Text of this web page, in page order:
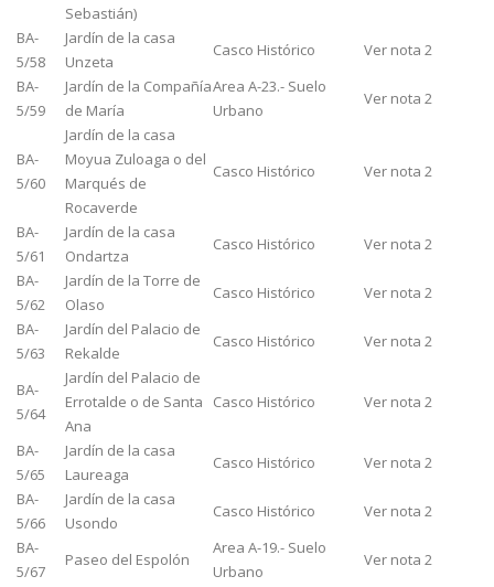
Sebastián)
BA-
5/58
Jardín de la casa
Unzeta
Casco Histórico
Ver nota 2
BA-
5/59
Jardín de la Compañía
de María
Area A-23.- Suelo
Urbano
Ver nota 2
BA-
5/60
Jardín de la casa
Moyua Zuloaga o del
Marqués de
Rocaverde
Casco Histórico Ver nota 2
BA-
5/61
Jardín de la casa
Ondartza
Casco Histórico
Ver nota 2
BA-
5/62
Jardín de la Torre de
Olaso
Casco Histórico
Ver nota 2
BA-
5/63
Jardín del Palacio de
Rekalde
Casco Histórico Ver nota 2
BA-
5/64
Jardín del Palacio de
Errotalde o de Santa
Ana
Casco Histórico Ver nota 2
BA-
5/65
Jardín de la casa
Laureaga
Casco Histórico
Ver nota 2
BA-
5/66
Jardín de la casa
Usondo
Casco Histórico
Ver nota 2
BA-
5/67
Paseo del Espolón
Area A-19.- Suelo
Urbano
Ver nota 2